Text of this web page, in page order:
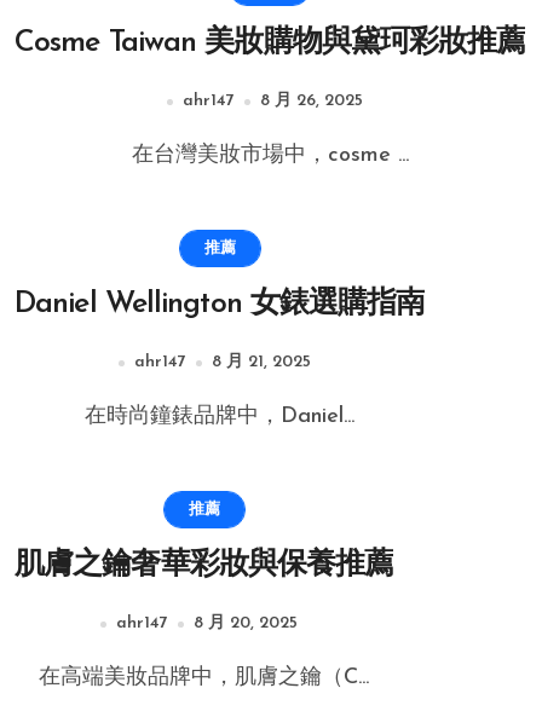
Cosme Taiwan 美妝購物與黛珂彩妝推薦
ahr147 8 月 26, 2025
在台灣美妝市場中，cosme ...
推薦
Daniel Wellington 女錶選購指南
ahr147 8 月 21, 2025
在時尚鐘錶品牌中，Daniel...
推薦
肌膚之鑰奢華彩妝與保養推薦
ahr147 8 月 20, 2025
在高端美妝品牌中，肌膚之鑰（C...